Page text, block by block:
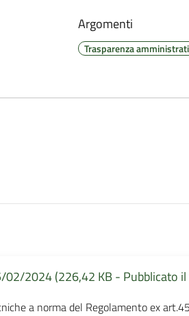
Argomenti
Trasparenza
02/2024 (226,42 KB - Pubblicato
a norma del Regolamento ex